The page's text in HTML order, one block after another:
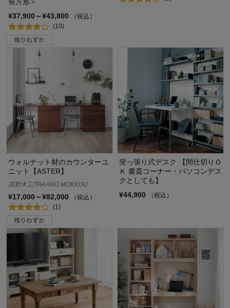
長方形＞
¥37,900～¥43,800
（税込）
(10)
ウォルナット材のカウンターユ
ニット【ASTER】
高野木工/TAKANO MOKKOU
¥17,000～¥82,000
（税込）
(1)
突っ張り式デスク 【間仕切りＯ
Ｋ 書斎コーナー・パソコンデス
クとしても】
¥44,900
（税込）